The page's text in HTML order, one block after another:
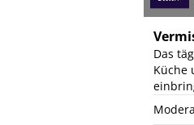
Das
Küche